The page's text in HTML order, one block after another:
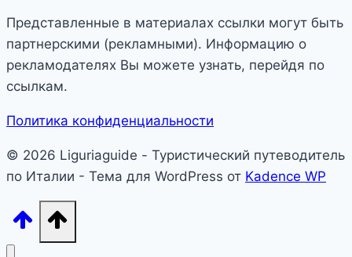
Представленные в материалах ссылки могут быть
партнерскими (рекламными). Информацию о
рекламодателях Вы можете узнать, перейдя по
ссылкам.
Политика конфиденциальности
© 2026 Liguriaguide - Туристический путеводитель
по Италии - Тема для WordPress от Kadence WP